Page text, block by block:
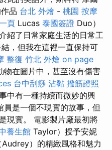
品 台北 外燴 - 桃園 按摩
頁 Lucas 泰國簽證 Duo）
紹了日常家庭生活的日常工
，但我在這裡一直保持可
整復 竹北 外燴 on page
物在圖片中，甚至沒有傷害
台中刮痧 沾黏 撥筋證照
中有一種持續而微妙的興
員是一個不現實的故事，但
現實。 電影製片廠最初將
養生館 Taylor）授予安妮
Audrey）的精緻風格和魅力